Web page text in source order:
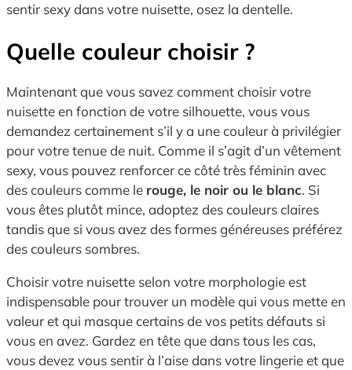
sentir sexy dans votre nuisette, osez la dentelle.
Quelle couleur choisir ?
Maintenant que vous savez comment choisir votre
nuisette en fonction de votre silhouette, vous vous
demandez certainement s’il y a une couleur à privilégier
pour votre tenue de nuit. Comme il s’agit d’un vêtement
sexy, vous pouvez renforcer ce côté très féminin avec
des couleurs comme le rouge, le noir ou le blanc. Si
vous êtes plutôt mince, adoptez des couleurs claires
tandis que si vous avez des formes généreuses préférez
des couleurs sombres.
Choisir votre nuisette selon votre morphologie est
indispensable pour trouver un modèle qui vous mette en
valeur et qui masque certains de vos petits défauts si
vous en avez. Gardez en tête que dans tous les cas,
vous devez vous sentir à l’aise dans votre lingerie et que